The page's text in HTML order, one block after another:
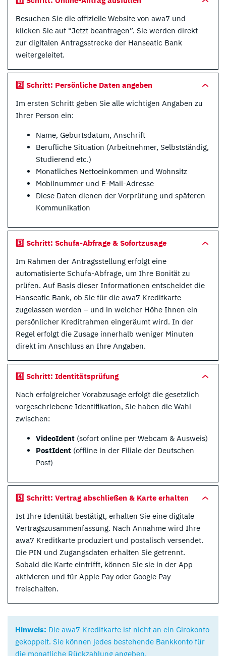
Besuchen Sie die offizielle Website von awa7 und
klicken Sie auf “Jetzt beantragen”. Sie werden direkt
zur digitalen Antragsstrecke der Hanseatic Bank
weitergeleitet.
2️⃣ Schritt: Persönliche Daten angeben
Im ersten Schritt geben Sie alle wichtigen Angaben zu
Ihrer Person ein:
Name, Geburtsdatum, Anschrift
Berufliche Situation (Arbeitnehmer, Selbstständig,
Studierend etc.)
Monatliches Nettoeinkommen und Wohnsitz
Mobilnummer und E-Mail-Adresse
Diese Daten dienen der Vorprüfung und späteren
Kommunikation
3️⃣ Schritt: Schufa-Abfrage & Sofortzusage
Im Rahmen der Antragsstellung erfolgt eine
automatisierte Schufa-Abfrage, um Ihre Bonität zu
prüfen. Auf Basis dieser Informationen entscheidet die
Hanseatic Bank, ob Sie für die awa7 Kreditkarte
zugelassen werden – und in welcher Höhe Ihnen ein
persönlicher Kreditrahmen eingeräumt wird. In der
Regel erfolgt die Zusage innerhalb weniger Minuten
direkt im Anschluss an Ihre Angaben.
4️⃣ Schritt: Identitätsprüfung
Nach erfolgreicher Vorabzusage erfolgt die gesetzlich
vorgeschriebene Identifikation, Sie haben die Wahl
zwischen:
VideoIdent (sofort online per Webcam & Ausweis)
PostIdent (offline in der Filiale der Deutschen
Post)
5️⃣ Schritt: Vertrag abschließen & Karte erhalten
Ist Ihre Identität bestätigt, erhalten Sie eine digitale
Vertragszusammenfassung. Nach Annahme wird Ihre
awa7 Kreditkarte produziert und postalisch versendet.
Die PIN und Zugangsdaten erhalten Sie getrennt.
Sobald die Karte eintrifft, können Sie sie in der App
aktivieren und für Apple Pay oder Google Pay
freischalten.
Hinweis: Die awa7 Kreditkarte ist nicht an ein Girokonto
gekoppelt. Sie können jedes bestehende Bankkonto für
die monatliche Rückzahlung angeben.